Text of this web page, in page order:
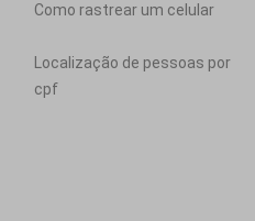
Como rastrear um celular
Localização de pessoas por
cpf